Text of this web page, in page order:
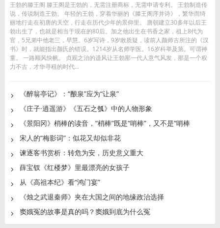
王勃的滕王阁 滕王阁是王勃的，无需注册商标，无需申请专利。 王勃制造传
说，传说制造王勃。 年轻的王勃，穿着华丽的《滕王阁序并诗》，繁华而绮
丽地行走在初唐的天空，行走在历代少年的景仰里。 唐朝建立30多年以后王
勃出生了，也就是相当于现在的80后。加之他出生在书香之家，祖上8代为
官，5兄弟中他老三，早慧。6岁写诗，9岁敢质疑，读前人颜师古所注的《汉
书》时，就能指出颜氏的错误。1214岁从名师学医。16岁科举及第。可谓神
童。 一路顺风快帆。 贞观之治的遗风让王勃那一代人意气风发，那是一个权
力不古，才华寻租的时代...
《醉翁亭记》：“酿泉”应为“让泉”
《庄子·逍遥游》《五石之瓠》中的人物形象
《景阳冈》梢棒的读音，“梢棒”既是“哨棒”，又不是“哨棒
宋人的“梅影词”：似花又却似非花
谏逐客书赏析：转危为安，历史意义重大
薛宝钗《红楼梦》里最漂亮的女孩子
从《高祖本纪》看“鸿门宴”
《烛之武退秦师》夹在大国之间的地缘政治选择
窦娥冤的故事是真的吗？窦娥到底为什么冤